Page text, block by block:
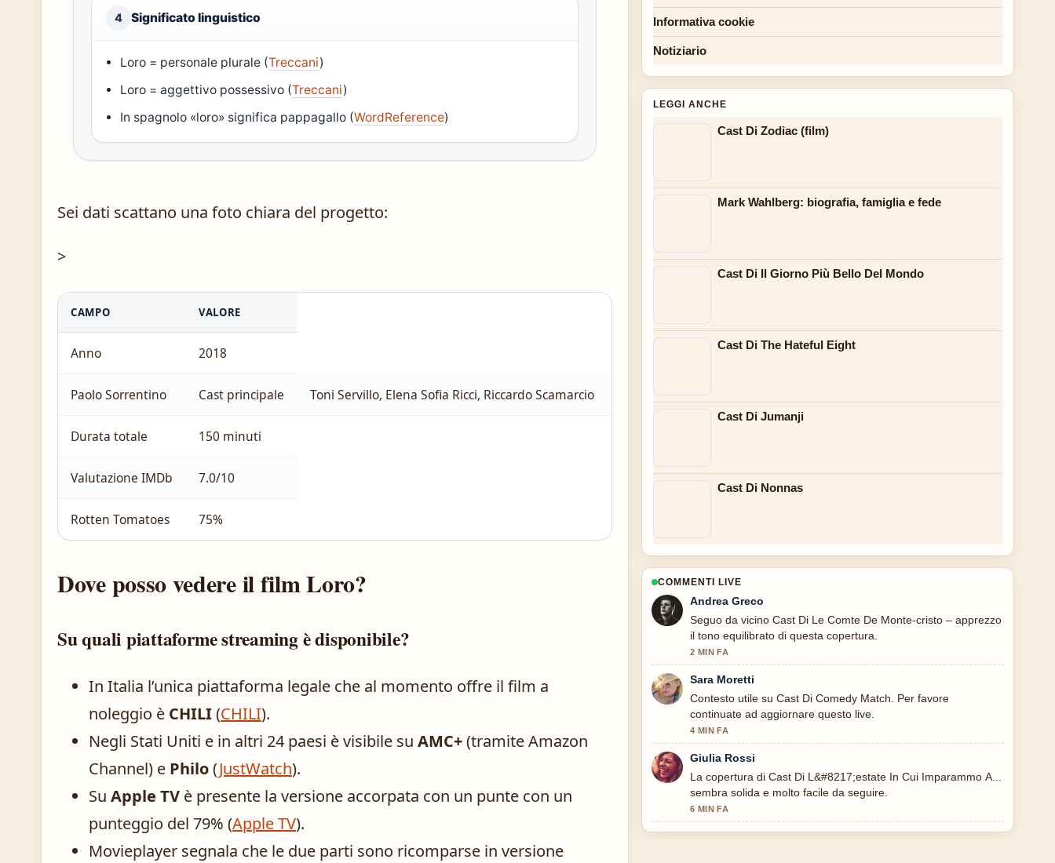
4 Significato linguistico
Loro = personale plurale (Treccani)
Loro = aggettivo possessivo (Treccani)
In spagnolo «loro» significa pappagallo (WordReference)
Sei dati scattano una foto chiara del progetto:
>
CAMPO VALORE
Anno 2018
Paolo Sorrentino Cast principale Toni Servillo, Elena Sofia Ricci, Riccardo Scamarcio
Durata totale 150 minuti
Valutazione IMDb 7.0/10
Rotten Tomatoes 75%
Dove posso vedere il film Loro?
Su quali piattaforme streaming è disponibile?
In Italia l’unica piattaforma legale che al momento offre il film a
noleggio è CHILI(CHILI).
Negli Stati Uniti e in altri 24 paesi è visibile su AMC+(tramite Amazon
Channel) e Philo(JustWatch).
Su Apple TV è presente la versione accorpata con un punte con un
punteggio del 79% (Apple TV).
Movieplayer segnala che le due parti sono ricomparse in versione
Informativa cookie
Notiziario
LEGGI ANCHE
Cast Di Zodiac (film)
Mark Wahlberg: biografia, famiglia e fede
Cast Di Il Giorno Più Bello Del Mondo
Cast Di The Hateful Eight
Cast Di Jumanji
Cast Di Nonnas
COMMENTI LIVE
Andrea Greco
Seguo da vicino Cast Di Le Comte De Monte-cristo – apprezzo
il tono equilibrato di questa copertura.
2 MIN FA
Sara Moretti
Contesto utile su Cast Di Comedy Match. Per favore
continuate ad aggiornare questo live.
4 MIN FA
Giulia Rossi
La copertura di Cast Di L&#8217;estate In Cui Imparammo A...
sembra solida e molto facile da seguire.
6 MIN FA